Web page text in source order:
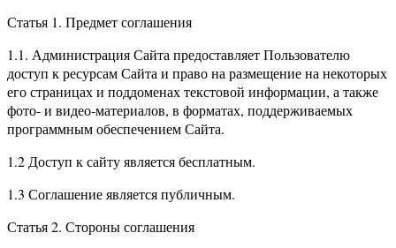
Статья 1. Предмет соглашения
1.1. Администрация Сайта предоставляет Пользователю
доступ к ресурсам Сайта и право на размещение на некоторых
его страницах и поддоменах текстовой информации, а также
фото- и видео-материалов, в форматах, поддерживаемых
программным обеспечением Сайта.
1.2 Доступ к сайту является бесплатным.
1.3 Соглашение является публичным.
Статья 2. Стороны соглашения